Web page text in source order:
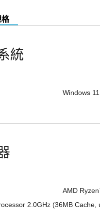
格
統
Windows
2.0GHz (36MB Cache,